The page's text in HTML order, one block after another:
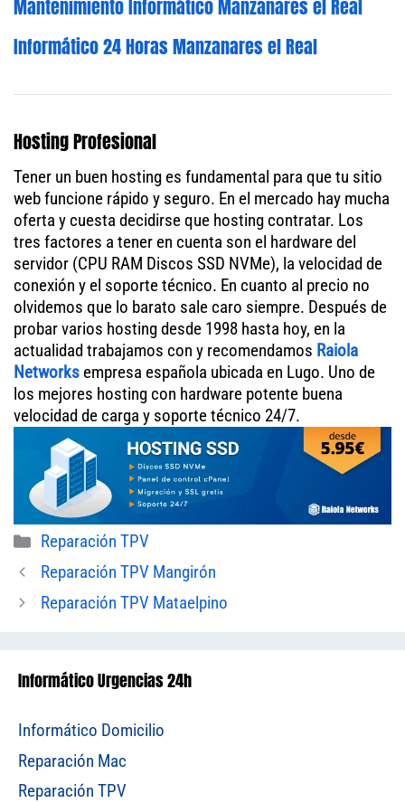
Mantenimiento Informático Manzanares el Real
Informático 24 Horas Manzanares el Real
Hosting Profesional
Tener un buen hosting es fundamental para que tu sitio
web funcione rápido y seguro. En el mercado hay mucha
oferta y cuesta decidirse que hosting contratar. Los
tres factores a tener en cuenta son el hardware del
servidor (CPU RAM Discos SSD NVMe), la velocidad de
conexión y el soporte técnico. En cuanto al precio no
olvidemos que lo barato sale caro siempre. Después de
probar varios hosting desde 1998 hasta hoy, en la
actualidad trabajamos con y recomendamos Raiola
Networks empresa española ubicada en Lugo. Uno de
los mejores hosting con hardware potente buena
velocidad de carga y soporte técnico 24/7.
Categorías
Reparación TPV
Reparación TPV Mangirón
Reparación TPV Mataelpino
Informático Urgencias 24h
Informático Domicilio
Reparación Mac
Reparación TPV